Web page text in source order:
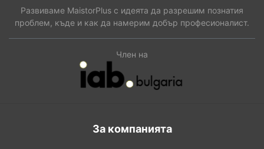
Развиваме MaistorPlus с идеята да разрешим познатия
проблем, къде и как да намерим добър професионалист.
Член на
За компанията